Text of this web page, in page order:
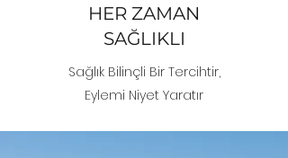
HER ZAMAN
SAĞLIKLI
Sağlık Bilinçli Bir Tercihtir,
Eylemi Niyet Yaratır